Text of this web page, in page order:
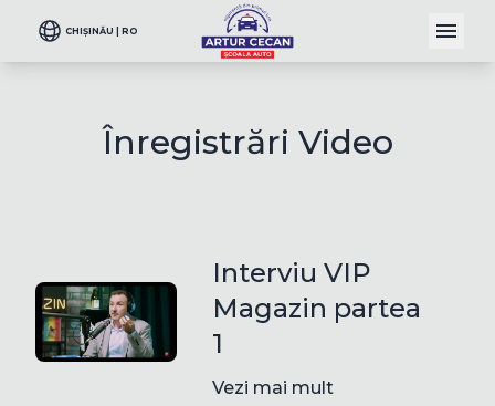
CHIȘINĂU | RO
Înregistrări Video
Interviu VIP
Magazin partea
1
Vezi mai mult